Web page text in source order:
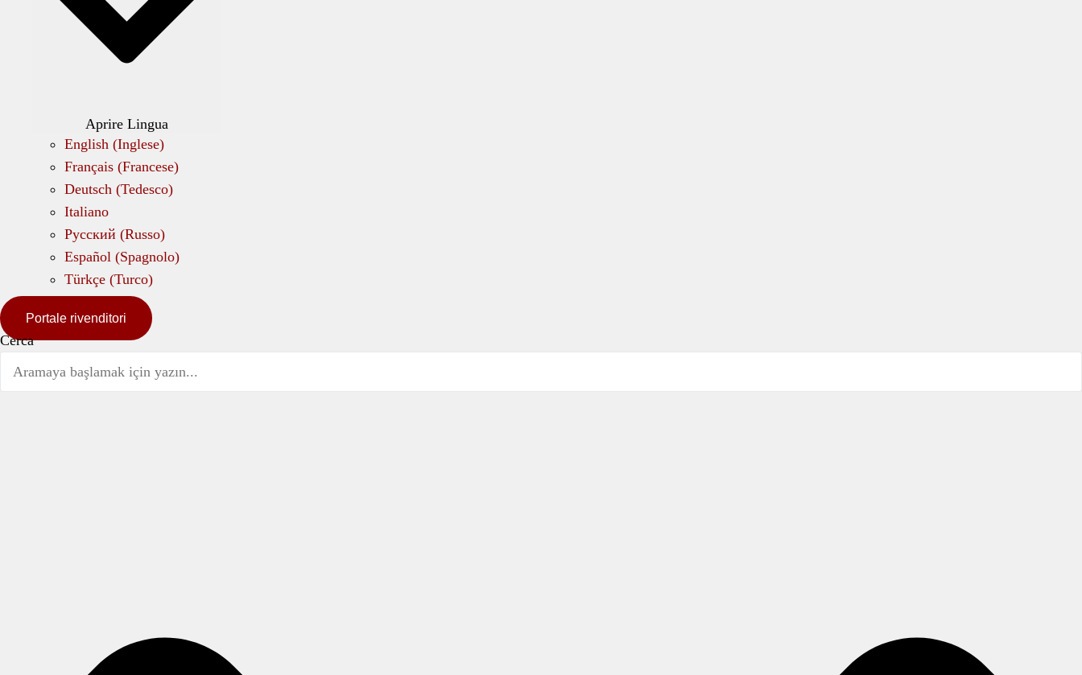
Aprire Lingua
English (Inglese)
Français (Francese)
Deutsch (Tedesco)
Italiano
Русский (Russo)
Español (Spagnolo)
Türkçe (Turco)
Portale rivenditori
Cerca